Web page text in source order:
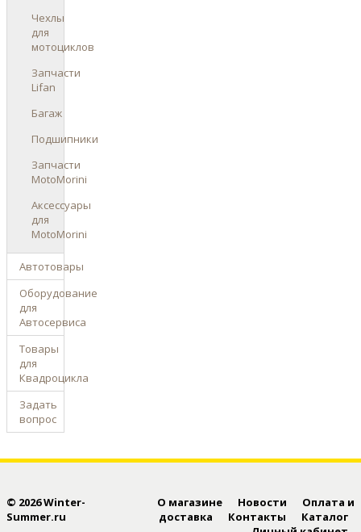
Чехлы
для
мотоциклов
Запчасти
Lifan
Багаж
Подшипники
Запчасти
MotoMorini
Аксессуары
для
MotoMorini
Автотовары
Оборудование
для
Автосервиса
Товары
для
Квадроцикла
Задать
вопрос
О магазине Новости
Оплата и
доставка
Контакты
Каталог
© 2026 Winter-
Summer.ru